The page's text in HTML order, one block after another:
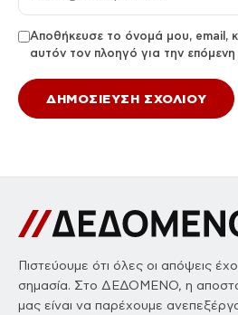
Αποθήκευσε το όνομά μου, email,
αυτόν τον πλοηγό για την
Πιστεύουμε ότι όλες οι απόψεις
σημασία. Στο ΔΕΔΟΜΕΝΟ, η
μας είναι να παρέχουμε